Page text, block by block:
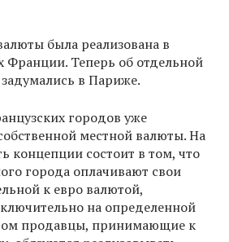
была реализована в
Франции. Теперь об отдельной
в Париже.
городов уже
местной валюты. На
концепции состоит в том, что
города оплачивают свои
к евро валютой,
на определенной
продавцы, принимающие к